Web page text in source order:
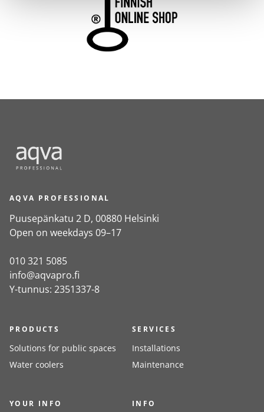
AQVA PROFESSIONAL
Puusepänkatu 2 D, 00880 Helsinki
Open on weekdays 09–17
010 321 5085
info@aqvapro.fi
Y-tunnus: 2351337-8
PRODUCTS
Solutions for public spaces
Water coolers
SERVICES
Installations
Maintenance
YOUR INFO INFO